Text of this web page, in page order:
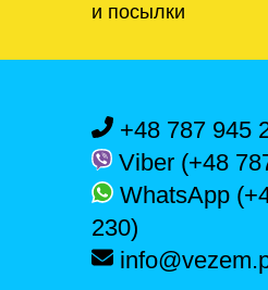
и посылки
+48 787 945
Viber (+48
WhatsApp
230)